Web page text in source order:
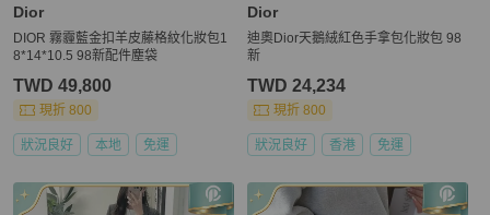
Dior
DIOR 霧霾藍金扣羊皮藤格紋化妝包1
8*14*10.5 98新配件塵袋
TWD 49,800
現折 800
狀況良好 本地 免運
Dior
迪奧Dior天鵝絨紅色手拿包化妝包 98
新
TWD 24,234
現折 800
狀況良好 香港 免運